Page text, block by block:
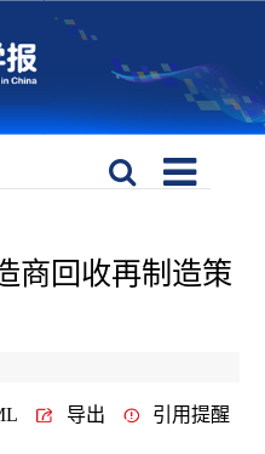
商回收再制造策
导出 引用提醒